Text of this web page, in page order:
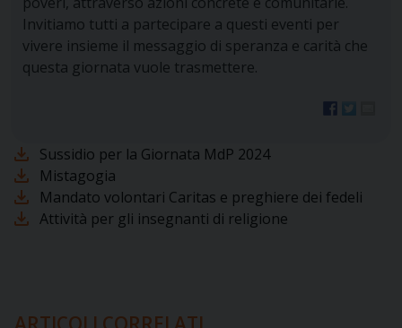
Invitiamo tutti a partecipare a questi eventi per
vivere insieme il messaggio di speranza e carità che
questa giornata vuole trasmettere.
Sussidio per la Giornata MdP 2024
Mistagogia
Mandato volontari Caritas e preghiere dei fedeli
Attività per gli insegnanti di religione